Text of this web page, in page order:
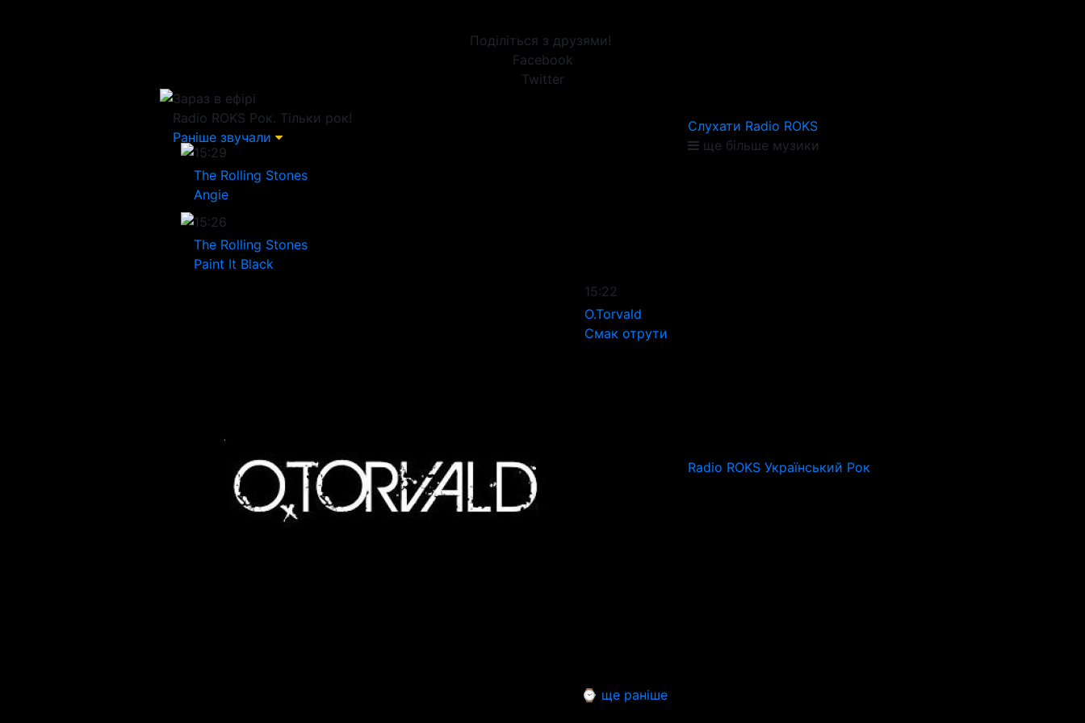
Поділіться з друзями!
Facebook
Twitter
Зараз в ефірі
Radio ROKS Рок. Тільки рок!
Раніше звучали
15:29
The Rolling Stones
Angie
15:26
The Rolling Stones
Paint It Black
15:22
O.Torvald
Смак отрути
⌚ ще раніше
Слухати Radio ROKS
ще більше музики
Radio ROKS Український Рок